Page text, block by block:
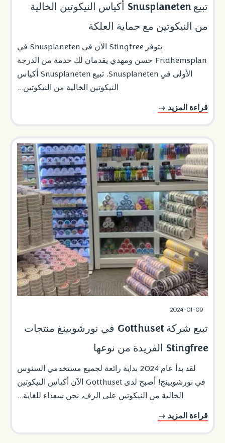
تبيع Snusplaneten أكياس النيكوتين الخالية
من النيكوتين مع حماية العلكة
يتوفر Stingfree الآن في Snusplaneten في
Fridhemsplan حسن ومهدي يقدمان لك خدمة من الدرجة
الأولى في Snusplaneten. تبيع Snusplaneten أكياس
النيكوتين الخالية من النيكوتين...
قراءة المزيد →
تبيع شركة Gotthuset في نورشوبينغ منتجات
Stingfree الفريدة من نوعها
2024-01-09
لقد بدأ عام 2024 بداية رائعة لجميع مستخدمي السنوس
في نورشوبينج! أصبح لدى Gotthuset الآن أكياس النيكوتين
الخالية من النيكوتين على الرف. نحن سعداء للغاية...
قراءة المزيد →